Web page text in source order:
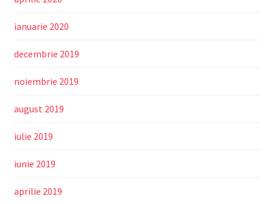
ianuarie 2020
decembrie 2019
noiembrie 2019
august 2019
iulie 2019
iunie 2019
aprilie 2019